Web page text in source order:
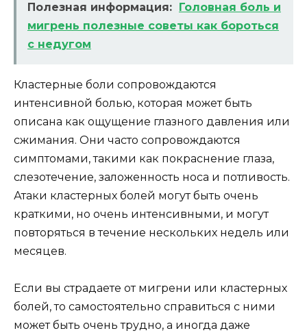
Полезная информация: Головная боль и
мигрень полезные советы как бороться
с недугом
Кластерные боли сопровождаются
интенсивной болью, которая может быть
описана как ощущение глазного давления или
сжимания. Они часто сопровождаются
симптомами, такими как покраснение глаза,
слезотечение, заложенность носа и потливость.
Атаки кластерных болей могут быть очень
краткими, но очень интенсивными, и могут
повторяться в течение нескольких недель или
месяцев.
Если вы страдаете от мигрени или кластерных
болей, то самостоятельно справиться с ними
может быть очень трудно, а иногда даже